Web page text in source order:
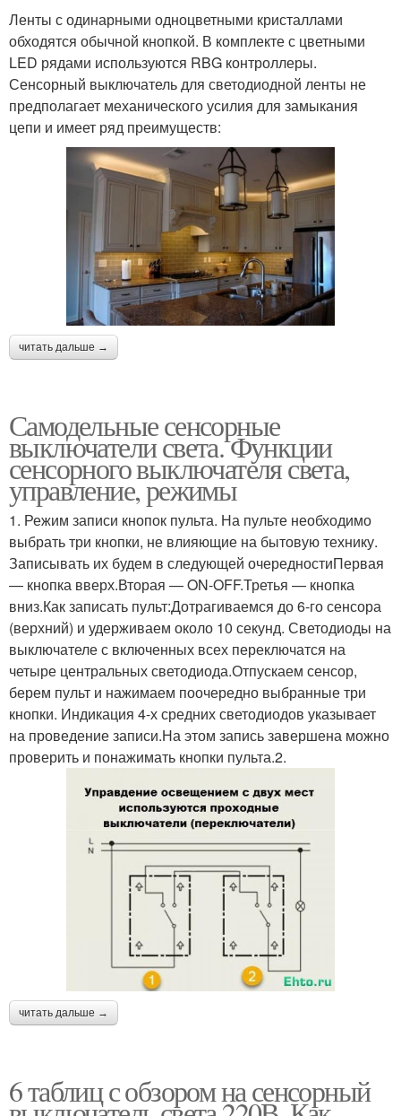
Ленты с одинарными одноцветными кристаллами
обходятся обычной кнопкой. В комплекте с цветными
LED рядами используются RBG контроллеры.
Сенсорный выключатель для светодиодной ленты не
предполагает механического усилия для замыкания
цепи и имеет ряд преимуществ:
читать дальше →
Самодельные сенсорные
выключатели света. Функции
сенсорного выключателя света,
управление, режимы
1. Режим записи кнопок пульта. На пульте необходимо
выбрать три кнопки, не влияющие на бытовую технику.
Записывать их будем в следующей очередностиПервая
— кнопка вверх.Вторая — ON-OFF.Третья — кнопка
вниз.Как записать пульт:Дотрагиваемся до 6-го сенсора
(верхний) и удерживаем около 10 секунд. Светодиоды на
выключателе с включенных всех переключатся на
четыре центральных светодиода.Отпускаем сенсор,
берем пульт и нажимаем поочередно выбранные три
кнопки. Индикация 4-х средних светодиодов указывает
на проведение записи.На этом запись завершена можно
проверить и понажимать кнопки пульта.2.
читать дальше →
6 таблиц с обзором на сенсорный